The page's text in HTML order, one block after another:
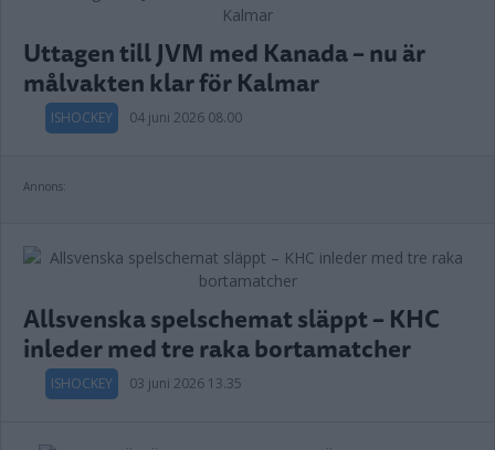
Uttagen till JVM med Kanada – nu är
målvakten klar för Kalmar
ISHOCKEY 04 juni 2026 08.00
Annons:
Allsvenska spelschemat släppt – KHC
inleder med tre raka bortamatcher
ISHOCKEY 03 juni 2026 13.35